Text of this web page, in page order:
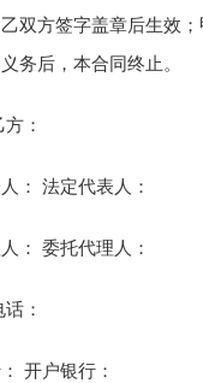
双方签字盖章后生效
务后，本合同终止。
：
： 法定代表人：
： 委托代理人：
：
开户银行：